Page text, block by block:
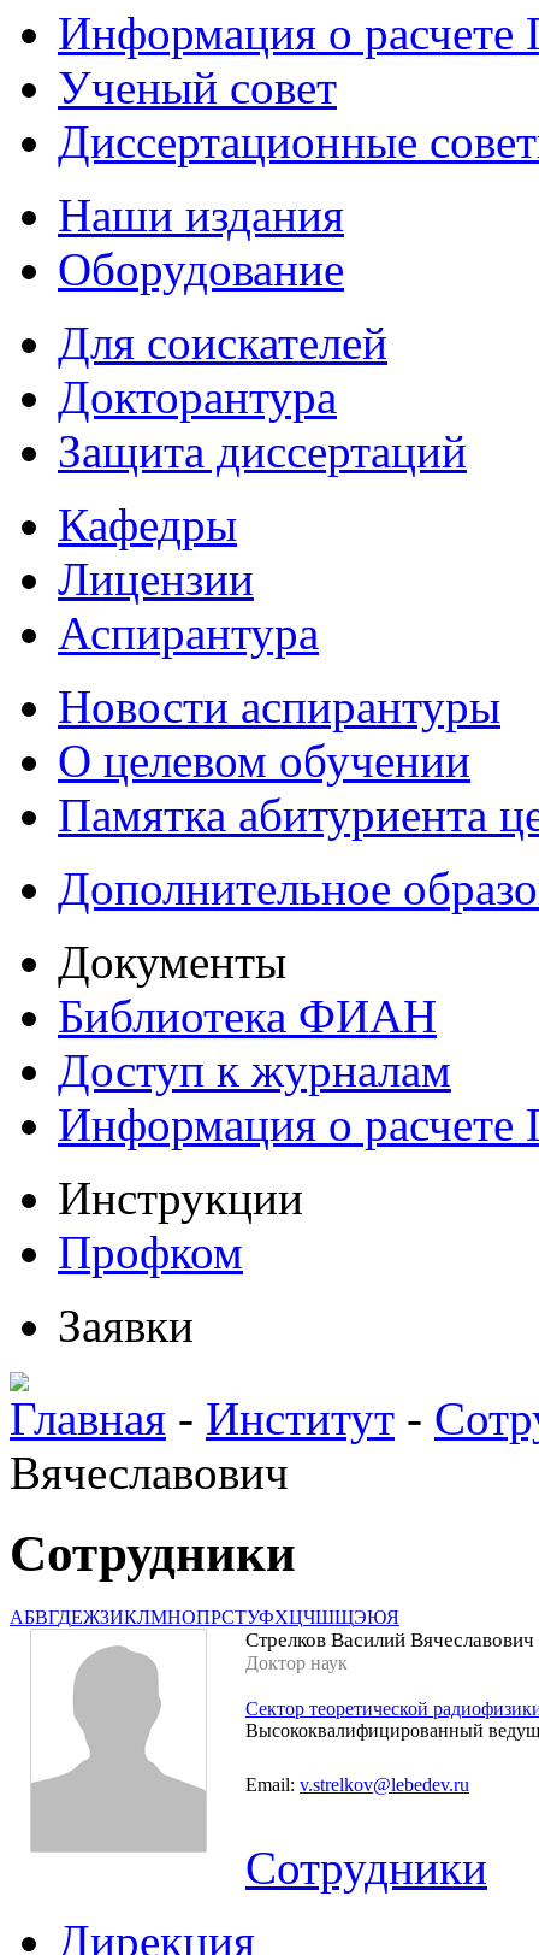
Информация о
Ученый совет
Диссертационные
Наши издания
Оборудование
Для соискателей
Докторантура
Защита диссертаций
Кафедры
Лицензии
Аспирантура
Новости аспирантуры
О целевом обучении
Памятка абитуриента
Дополнительное
Документы
Библиотека ФИАН
Доступ к журналам
Информация о
Инструкции
Профком
Заявки
Главная - Институт -
Вячеславович
Сотрудники
АБВГДЕЖЗИКЛМНОПРСТУФХЦЧШЩЭЮЯ
Стрелков Василий Вячеславович
Доктор наук
Сектор теоретической
Высококвалифицированный
Email: v.strelkov@lebedev.ru
Сотрудники
Дирекция